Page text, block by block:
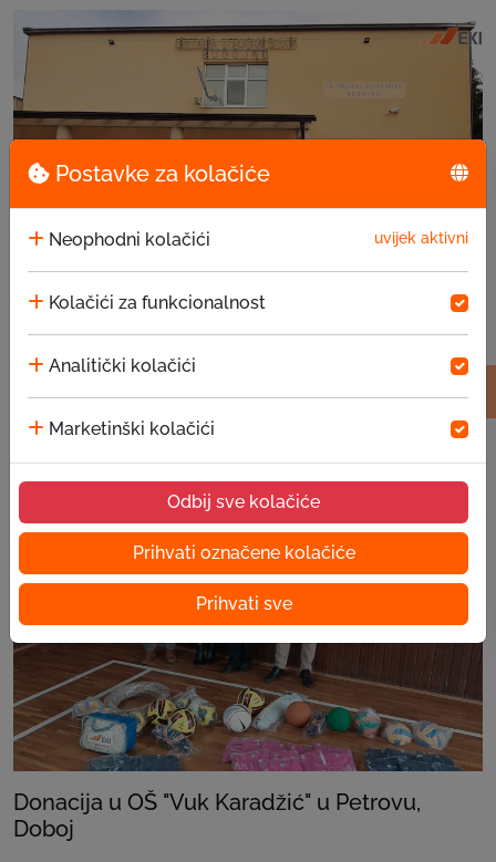
Postavke za kolačiće
Neophodni kolačići uvijek aktivni
Kolačići za funkcionalnost
Analitički kolačići
Marketinški kolačići
Odbij sve kolačiće
Prihvati označene kolačiće
Prihvati sve
Donacija u Srednjoj stručnoj školi, Bugojno
Donacija u OŠ "Vuk Karadžić" u Petrovu,
Doboj